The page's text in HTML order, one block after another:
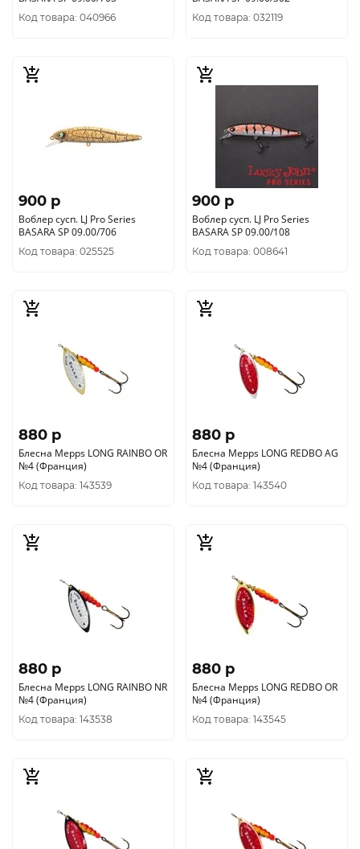
Код товара: 040966 Код товара: 032119
900 p
Воблер сусп. LJ Pro Series
BASARA SP 09.00/706
Код товара: 025525
900 p
Воблер сусп. LJ Pro Series
BASARA SP 09.00/108
Код товара: 008641
880 p
Блесна Mepps LONG RAINBO OR
№4 (Франция)
Код товара: 143539
880 p
Блесна Mepps LONG REDBO AG
№4 (Франция)
Код товара: 143540
880 p
Блесна Mepps LONG RAINBO NR
№4 (Франция)
Код товара: 143538
880 p
Блесна Mepps LONG REDBO OR
№4 (Франция)
Код товара: 143545